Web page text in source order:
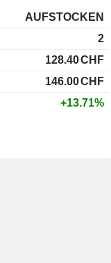
AUFSTOCKEN
2
128.40CHF
146.00CHF
+13.71%